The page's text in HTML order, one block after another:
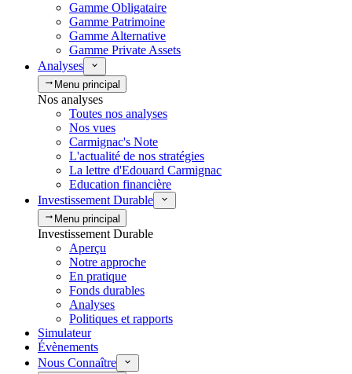
Gamme Obligataire
Gamme Patrimoine
Gamme Alternative
Gamme Private Assets
Analyses
Menu principal
Nos analyses
Toutes nos analyses
Nos vues
Carmignac's Note
L'actualité de nos stratégies
La lettre d'Edouard Carmignac
Education financière
Investissement Durable
Menu principal
Investissement Durable
Aperçu
Notre approche
En pratique
Fonds durables
Analyses
Politiques et rapports
Simulateur
Évènements
Nous Connaître